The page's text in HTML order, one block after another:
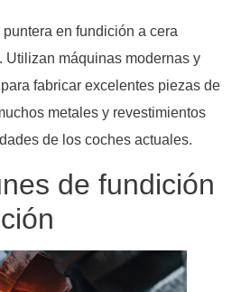
en fundición a cera
Utilizan máquinas modernas y
fabricar excelentes piezas de
metales y revestimientos
de los coches actuales.
de fundición